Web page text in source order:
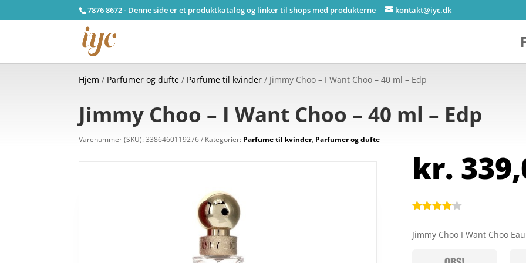
7876 8672 - Denne side er et produktkatalog og linker til shops med produkterne kontakt@iyc.dk
Hjem / Parfumer og dufte / Parfume til kvinder / Jimmy Choo – I Want Choo – 40 ml – Edp
Jimmy Choo – I Want Choo – 40 ml – Edp
Varenummer (SKU):3386460119276 Kategorier: Parfume til kvinder, Parfumer og dufte
kr.
ud af 5
Jimmy Choo I Want Choo